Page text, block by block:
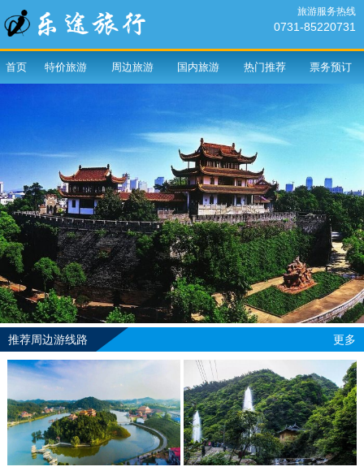
旅游服务热线
0731-85220731
首页 特价旅游 周边旅游 国内旅游 热门推荐 票务预订
推荐周边游线路 更多